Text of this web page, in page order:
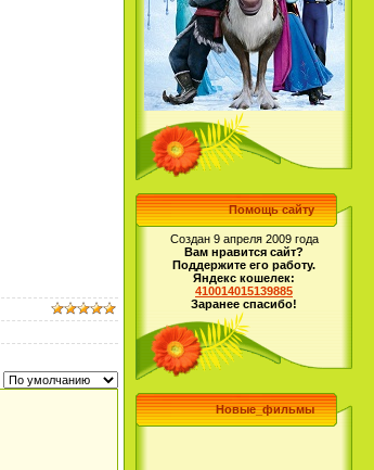
Помощь сайту
Создан 9 апреля 2009 года
Вам нравится сайт?
Поддержите его работу.
Яндекс кошелек:
410014015139885
Заранее спасибо!
Новые_фильмы